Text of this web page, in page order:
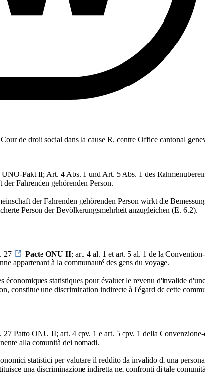
de droit social dans la cause R. contre Office cantonal
Pakt II; Art. 4 Abs. 1 und Art. 5 Abs. 1 des
der Fahrenden gehörenden Person.
der Fahrenden gehörenden Person wirkt die
Person der Bevölkerungsmehrheit anzugleichen (E. 6.2).
27 Pacte ONU II; art. 4 al. 1 et art. 5 al. 1 de la
appartenant à la communauté des gens du voyage.
économiques statistiques pour évaluer le revenu d'invalide
constitue une discrimination indirecte à l'égard de cette
27 Patto ONU II; art. 4 cpv. 1 e art. 5 cpv. 1 della
alla comunità dei nomadi.
statistici per valutare il reddito da invalido di una
una discriminazione indiretta nei confronti di tale